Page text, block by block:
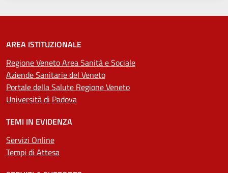
AREA ISTITUZIONALE
Regione Veneto Area Sanità e Sociale
Aziende Sanitarie del Veneto
Portale della Salute Regione Veneto
Università di Padova
TEMI IN EVIDENZA
Servizi Online
Tempi di Attesa